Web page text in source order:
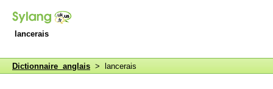
lancerais
Dictionnaire anglais > lancerais